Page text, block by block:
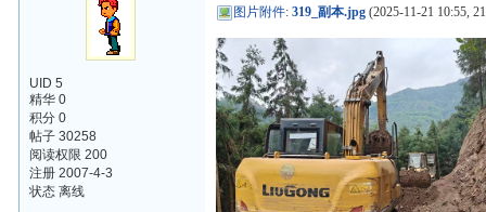
UID 5
精华 0
积分 0
帖子 30258
阅读权限 200
注册 2007-4-3
状态 离线
图片附件:319_副本.jpg (2025-11-21 10:55,